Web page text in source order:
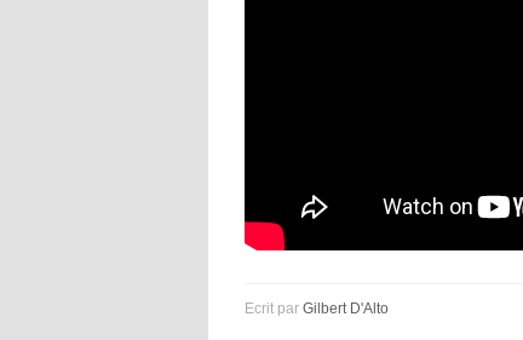
Ecrit par Gilbert D'Alto